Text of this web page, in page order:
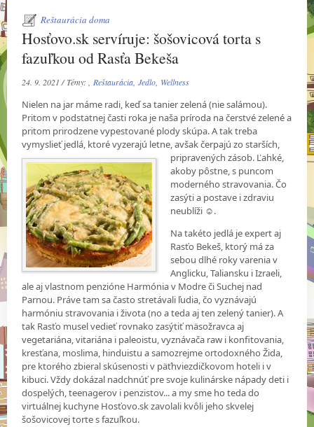
Reštaurácia doma
Hosťovo.sk servíruje: šošovicová torta s
fazuľkou od Rasťa Bekeša
24. 9. 2021 / Témy: ,Reštaurácia,Jedlo, Wellness
Nielen na jar máme radi, keď sa tanier zelená (nie salámou).
Pritom v podstatnej časti roka je naša príroda na čerstvé zelené a
pritom prirodzene vypestované plody skúpa. A tak treba
vymyslieť jedlá, ktoré vyzerajú letne, avšak čerpajú zo starších,
pripravených zásob. Ľahké,
akoby pôstne, s puncom
moderného stravovania. Čo
zasýti a postave i zdraviu
neublíži ☺.
Na takéto jedlá je expert aj
Rasťo Bekeš, ktorý má za
sebou dlhé roky varenia v
Anglicku, Taliansku i Izraeli,
ale aj vlastnom penzióne Harmónia v Modre či Suchej nad
Parnou. Práve tam sa často stretávali ľudia, čo vyznávajú
harmóniu stravovania i života (no a teda aj ten zelený tanier). A
tak Rasťo musel vedieť rovnako zasýtiť mäsožravca aj
vegetariána, vitariána i paleoistu, vyznávača raw i konfitovania,
kresťana, moslima, hinduistu a samozrejme ortodoxného Žida,
pre ktorého zbieral skúsenosti v päťhviezdičkovom hoteli i v
kibuci. Vždy dokázal nadchnúť pre svoje kulinárske nápady deti i
dospelých, teenagerov i penzistov... a my sme ho teda do
virtuálnej kuchyne Hosťovo.sk zavolali kvôli jeho skvelej
šošovicovej torte s fazuľkou.